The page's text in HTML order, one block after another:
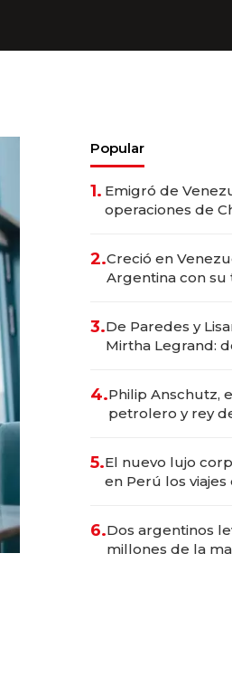
Popular
1. Emigró de
operaciones de
2.Creció en
Argentina con
marcas "fast
3.De Paredes y
Mirtha Legrand:
4.Philip Anschutz,
petrolero y rey
5.El nuevo lujo
en Perú los
en experiencias
6.Dos argentinos
millones de la